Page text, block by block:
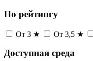
По рейтингу
От 3 ★ От 3,5 ★
Доступная среда